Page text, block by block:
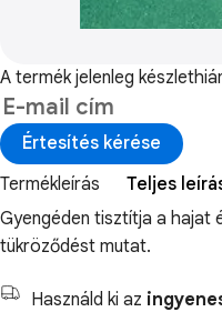
A termék jelenleg
Értesítés kérése
Termékleírás
Teljes
Gyengéden tisztítja a hajat
tükröződést mutat.
Használd ki az